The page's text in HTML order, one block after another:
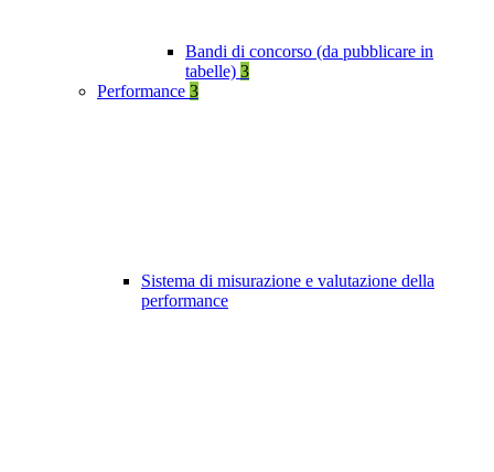
Bandi di concorso (da pubblicare in
tabelle) 3
Performance 3
Sistema di misurazione e valutazione della
performance